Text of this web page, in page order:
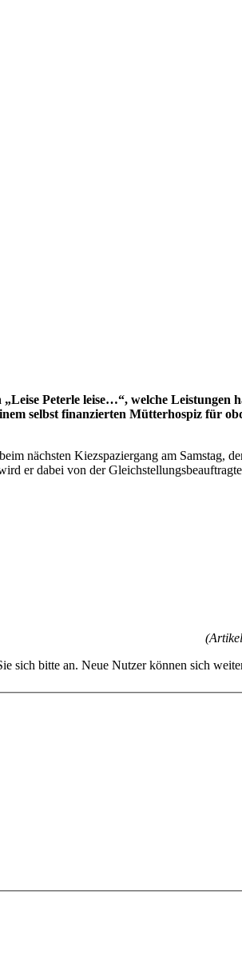
Peterle leise…“, welche
selbst finanzierten Mütterhospiz für
nächsten Kiezspaziergang am Samstag,
er dabei von der
sich bitte an. Neue Nutzer können sich